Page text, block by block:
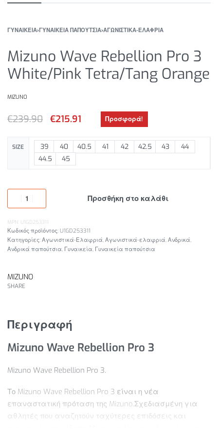
ΓΥΝΑΙΚΕΙΑ›ΓΥΝΑΙΚΕΙΑ ΠΑΠΟΥΤΣΙΑ›ΑΓΩΝΙΣΤΙΚΑ-ΕΛΑΦΡΙΑ
Mizuno Wave Rebellion Pro 3
White/Pink Tetra/Tang Orange
MIZUNO
€239.90 €215.91 Προσφορά!
SIZE 39 40 40.5 41 42 42.5 43
44
44.5
45
Προσθήκη στο καλάθι
MPN: U1GD253311
U1GD253311
Κατηγορίες: Αγωνιστικά-Ελαφριά, Αγωνιστικά-ελαφριά, Ανδρικά,
Ανδρικά παπούτσια, Γυναικεία, Γυναικεία παπούτσια
MIZUNO
SHARE
Περιγραφή
Mizuno Wave Rebellion Pro 3
Mizuno Wave Rebellion Pro 3.
Το Mizuno Wave Rebellion Pro 3 είναι η νέα
επαναστατική πρόταση της Mizuno.Σχεδιασμένη για
αθλητές που αναζητούν ταχύτερες επιδόσεις και